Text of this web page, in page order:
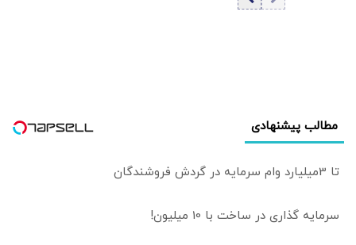
مطالب پیشنهادی
تا 3میلیارد وام سرمایه در گردش فروشندگان
سرمایه گذاری در ساخت با 10 میلیون!